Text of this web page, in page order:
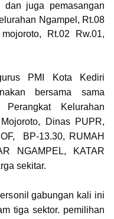
juga pemasangan
Ngampel, Rt.08
Rt.02 Rw.01,
PMI Kota Kediri
bersama sama
Kelurahan
Dinas PUPR,
BP-13.30, RUMAH
NGAMPEL, KATAR
sekitar.
gabungan kali ini
tiga sektor. pemilihan